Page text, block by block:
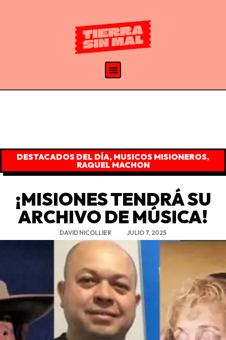
DESTACADOS DEL DÍA, MUSICOS MISIONEROS,
RAQUEL MACHON
¡MISIONES TENDRÁ SU
ARCHIVO DE MÚSICA!
DAVID NICOLLIER JULIO 7, 2025